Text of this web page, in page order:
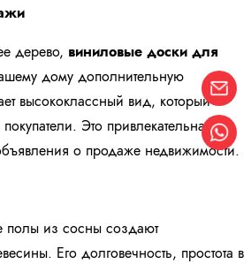
дерево, виниловые доски для
дому дополнительную
высококлассный вид, который
Это привлекательная
о продаже недвижимости.
полы из сосны создают
Его долговечность, простота в